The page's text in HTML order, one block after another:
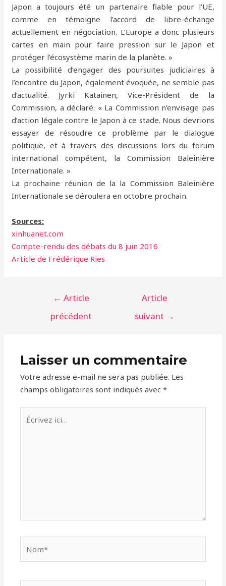
Japon a toujours été un partenaire fiable pour l’UE,
comme en témoigne l’accord de libre-échange
actuellement en négociation. L’Europe a donc plusieurs
cartes en main pour faire pression sur le Japon et
protéger l’écosystème marin de la planète. »
La possibilité d’engager des poursuites judiciaires à
l’encontre du Japon, également évoquée, ne semble pas
d’actualité. Jyrki Katainen, Vice-Président de la
Commission, a déclaré: « La Commission n’envisage pas
d’action légale contre le Japon à ce stade. Nous devrions
essayer de résoudre ce problème par le dialogue
politique, et à travers des discussions lors du forum
international compétent, la Commission Baleinière
Internationale. »
La prochaine réunion de la la Commission Baleinière
Internationale se déroulera en octobre prochain.
Sources:
xinhuanet.com
Compte-rendu des débats du 8 juin 2016
Article de Frédérique Ries
Navigation
l’article
← Article
précédent
Article
suivant →
Laisser un commentaire
Votre adresse e-mail ne sera pas publiée. Les
champs obligatoires sont indiqués avec*
ici…